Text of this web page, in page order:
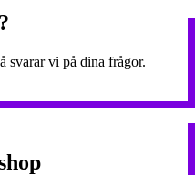
svarar vi på dina frågor.